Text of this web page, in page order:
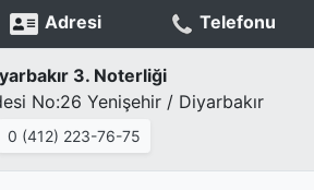
Adresi Telefonu
3. Noterliği
No:26 Yenişehir / Diyarbakır
0 (412) 223-76-75